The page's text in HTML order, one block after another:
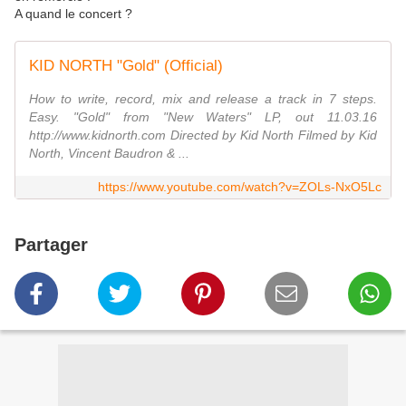
A quand le concert ?
KID NORTH "Gold" (Official)
How to write, record, mix and release a track in 7 steps.
Easy. "Gold" from "New Waters" LP, out 11.03.16
http://www.kidnorth.com Directed by Kid North Filmed by Kid
North, Vincent Baudron & ...
https://www.youtube.com/watch?v=ZOLs-NxO5Lc
Partager